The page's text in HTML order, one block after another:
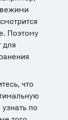
Поэтому
для
что
по